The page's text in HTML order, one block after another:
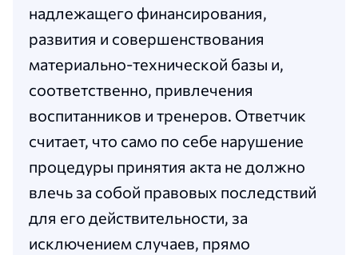
надлежащего финансирования,
развития и совершенствования
материально-технической базы и,
соответственно, привлечения
воспитанников и тренеров. Ответчик
считает, что само по себе нарушение
процедуры принятия акта не должно
влечь за собой правовых последствий
для его действительности, за
исключением случаев, прямо